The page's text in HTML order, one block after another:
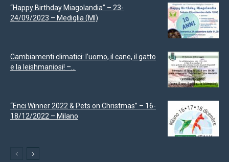
“Happy Birthday Miagolandia” – 23-
24/09/2023 – Mediglia (MI)
Cambiamenti climatici: l’uomo, il cane, il gatto
e la leishmaniosi! –...
“Enci Winner 2022 & Pets on Christmas” – 16-
18/12/2022 – Milano